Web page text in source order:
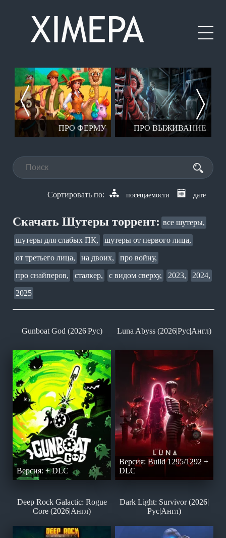
ПРО ФЕРМУ ПРО ВЫЖИВАНИЕ
дате
посещаемости
Скачать Шутеры торрент: все шутеры,
шутеры для слабых ПК, шутеры от первого лица,
от третьего лица, на двоих, про войну,
про снайперов, сталкер, с видом сверху, 2023, 2024,
2025
Gunboat God (2026|Рус)
Версия: + DLC
Luna Abyss (2026|Рус|Англ)
Версия: Build 1295/1292 +
DLC
Deep Rock Galactic: Rogue
Core (2026|Англ)
Dark Light: Survivor (2026|
Рус|Англ)